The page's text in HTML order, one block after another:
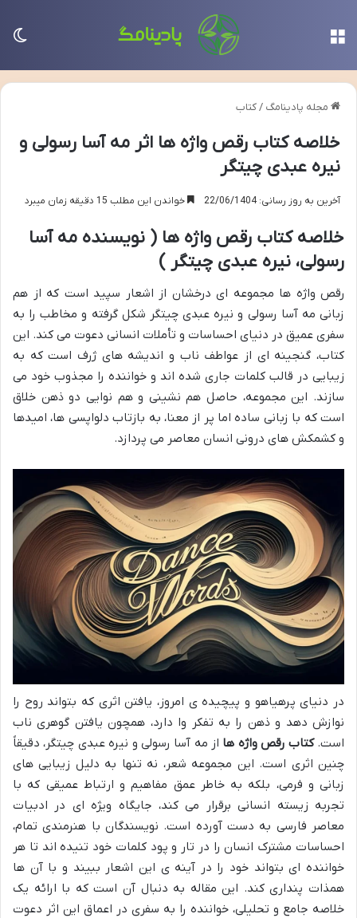
مجله پادینامگ /کتاب
خلاصه کتاب رقص واژه ها اثر مه آسا رسولی و
نیره عبدی چیتگر
آخرین به روز رسانی: 22/06/1404 خواندن این مطلب 15 دقیقه زمان میبرد
خلاصه کتاب رقص واژه ها ( نویسنده مه آسا
رسولی، نیره عبدی چیتگر )
رقص واژه ها مجموعه ای درخشان از اشعار سپید است که از هم
زبانی مه آسا رسولی و نیره عبدی چیتگر شکل گرفته و مخاطب را به
سفری عمیق در دنیای احساسات و تأملات انسانی دعوت می کند. این
کتاب، گنجینه ای از عواطف ناب و اندیشه های ژرف است که به
زیبایی در قالب کلمات جاری شده اند و خواننده را مجذوب خود می
سازند. این مجموعه، حاصل هم نشینی و هم نوایی دو ذهن خلاق
است که با زبانی ساده اما پر از معنا، به بازتاب دلواپسی ها، امیدها
و کشمکش های درونی انسان معاصر می پردازد.
در دنیای پرهیاهو و پیچیده ی امروز، یافتن اثری که بتواند روح را
نوازش دهد و ذهن را به تفکر وا دارد، همچون یافتن گوهری ناب
است.کتاب رقص واژه ها از مه آسا رسولی و نیره عبدی چیتگر، دقیقاً
چنین اثری است. این مجموعه شعر، نه تنها به دلیل زیبایی های
زبانی و فرمی، بلکه به خاطر عمق مفاهیم و ارتباط عمیقی که با
تجربه زیسته انسانی برقرار می کند، جایگاه ویژه ای در ادبیات
معاصر فارسی به دست آورده است. نویسندگان با هنرمندی تمام،
احساسات مشترک انسان را در تار و پود کلمات خود تنیده اند تا هر
خواننده ای بتواند خود را در آینه ی این اشعار ببیند و با آن ها
همذات پنداری کند. این مقاله به دنبال آن است که با ارائه یک
خلاصه جامع و تحلیلی، خواننده را به سفری در اعماق این اثر دعوت